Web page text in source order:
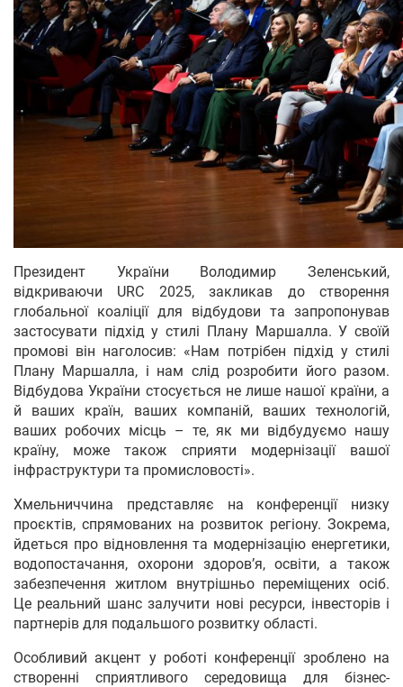
Президент України Володимир Зеленський,
відкриваючи URC 2025, закликав до створення
глобальної коаліції для відбудови та запропонував
застосувати підхід у стилі Плану Маршалла. У своїй
промові він наголосив: «Нам потрібен підхід у стилі
Плану Маршалла, і нам слід розробити його разом.
Відбудова України стосується не лише нашої країни, а
й ваших країн, ваших компаній, ваших технологій,
ваших робочих місць – те, як ми відбудуємо нашу
країну, може також сприяти модернізації вашої
інфраструктури та промисловості».
Хмельниччина представляє на конференції низку
проєктів, спрямованих на розвиток регіону. Зокрема,
йдеться про відновлення та модернізацію енергетики,
водопостачання, охорони здоров’я, освіти, а також
забезпечення житлом внутрішньо переміщених осіб.
Це реальний шанс залучити нові ресурси, інвесторів і
партнерів для подальшого розвитку області.
Особливий акцент у роботі конференції зроблено на
створенні сприятливого середовища для бізнес-